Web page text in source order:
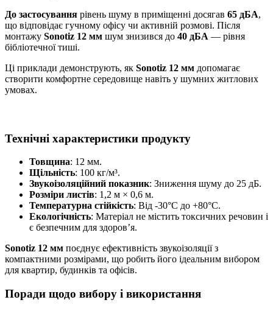
До застосування рівень шуму в приміщенні досягав 65 дБА,
що відповідає гучному офісу чи активній розмові. Після
монтажу Sonotiz 12 мм шум знизився до 40 дБА — рівня
бібліотечної тиші.
Ці приклади демонструють, як Sonotiz 12 мм допомагає
створити комфортне середовище навіть у шумних житлових
умовах.
Технічні характеристики продукту
Товщина: 12 мм.
Щільність: 100 кг/м³.
Звукоізоляційний показник: Зниження шуму до 25 дБ.
Розміри листів: 1,2 м × 0,6 м.
Температурна стійкість: Від -30°C до +80°C.
Екологічність: Матеріал не містить токсичних речовин і
є безпечним для здоров’я.
Sonotiz 12 мм поєднує ефективність звукоізоляції з
компактними розмірами, що робить його ідеальним вибором
для квартир, будинків та офісів.
Поради щодо вибору і використання